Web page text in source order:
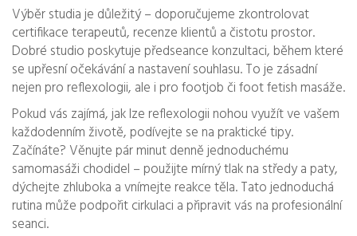
Výběr studia je důležitý – doporučujeme zkontrolovat
certifikace terapeutů, recenze klientů a čistotu prostor.
Dobré studio poskytuje předseance konzultaci, během které
se upřesní očekávání a nastavení souhlasu. To je zásadní
nejen pro reflexologii, ale i pro footjob či foot fetish masáže.
Pokud vás zajímá, jak lze reflexologii nohou využít ve vašem
každodenním životě, podívejte se na praktické tipy.
Začínáte? Věnujte pár minut denně jednoduchému
samomasáži chodidel – použijte mírný tlak na středy a paty,
dýchejte zhluboka a vnímejte reakce těla. Tato jednoduchá
rutina může podpořit cirkulaci a připravit vás na profesionální
seanci.